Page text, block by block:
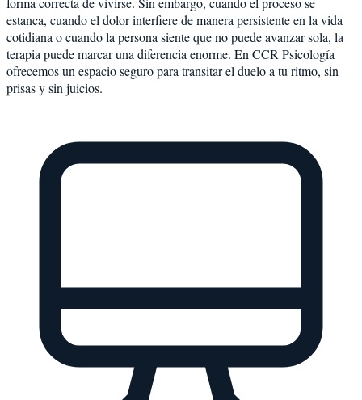
estanca, cuando el dolor interfiere de manera persistente en la vida
cotidiana o cuando la persona siente que no puede avanzar sola, la
terapia puede marcar una diferencia enorme. En CCR Psicología
ofrecemos un espacio seguro para transitar el duelo a tu ritmo, sin
prisas y sin juicios.